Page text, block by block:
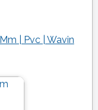
| Pvc | Wavin